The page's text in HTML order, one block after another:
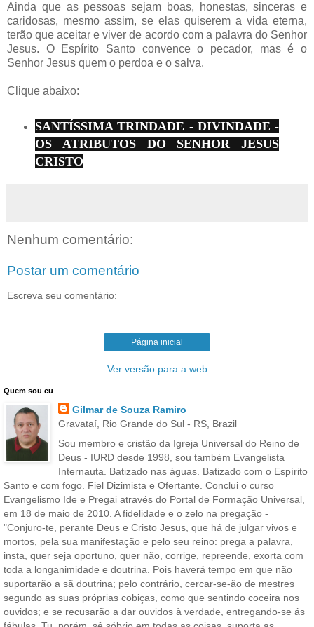
Ainda que as pessoas sejam boas, honestas, sinceras e
caridosas, mesmo assim, se elas quiserem a vida eterna,
terão que aceitar e viver de acordo com a palavra do Senhor
Jesus. O Espírito Santo convence o pecador, mas é o
Senhor Jesus quem o perdoa e o salva.
Clique abaixo:
SANTÍSSIMA TRINDADE - DIVINDADE -
OS ATRIBUTOS DO SENHOR JESUS
CRISTO
Nenhum comentário:
Postar um comentário
Escreva seu comentário:
Página inicial
Ver versão para a web
Quem sou eu
Gilmar de Souza Ramiro
Gravataí, Rio Grande do Sul - RS, Brazil
Sou membro e cristão da Igreja Universal do Reino de
Deus - IURD desde 1998, sou também Evangelista
Internauta. Batizado nas águas. Batizado com o Espírito
Santo e com fogo. Fiel Dizimista e Ofertante. Conclui o curso
Evangelismo Ide e Pregai através do Portal de Formação Universal,
em 18 de maio de 2010. A fidelidade e o zelo na pregação -
"Conjuro-te, perante Deus e Cristo Jesus, que há de julgar vivos e
mortos, pela sua manifestação e pelo seu reino: prega a palavra,
insta, quer seja oportuno, quer não, corrige, repreende, exorta com
toda a longanimidade e doutrina. Pois haverá tempo em que não
suportarão a sã doutrina; pelo contrário, cercar-se-ão de mestres
segundo as suas próprias cobiças, como que sentindo coceira nos
ouvidos; e se recusarão a dar ouvidos à verdade, entregando-se ás